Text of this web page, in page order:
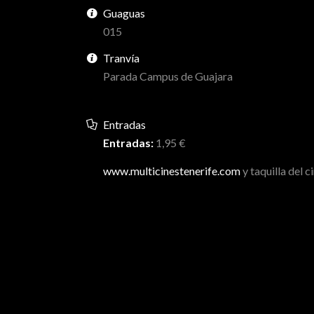
Guaguas
015
Tranvía
Parada Campus de Guajara
Entradas
Entradas: 1,95 €
www.multicinestenerife.comy taquilla del